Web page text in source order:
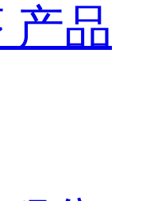
产品